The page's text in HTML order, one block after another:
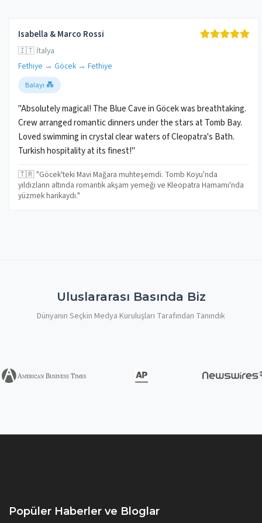
Isabella & Marco Rossi
🇮🇹 İtalya
Fethiye → Göcek → Fethiye
Balayı 💑
"Absolutely magical! The Blue Cave in Göcek was breathtaking.
Crew arranged romantic dinners under the stars at Tomb Bay.
Loved swimming in crystal clear waters of Cleopatra's Bath.
Turkish hospitality at its finest!"
🇹🇷 "Göcek'teki Mavi Mağara muhteşemdi. Tomb Koyu'nda
yıldızların altında romantik akşam yemeği ve Kleopatra Hamamı'nda
yüzmek harikaydı."
Uluslararası Basında Biz
Dünyanın Seçkin Medya Kuruluşları Tarafından Tanındık
Popüler Haberler ve Bloglar